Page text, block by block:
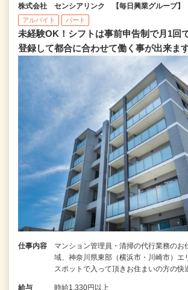
株式会社 センシアリンク 【毎日興業グループ】
アルバイト パート
未経験OK！シフトは事前申告制で月1回
登録して都合に合わせて働く事が出来ま
仕事内容
マンション管理員・清掃の代行業務のお
域、神奈川県東部（横浜市・川崎市）エ
スポットで入って頂きお住まいの方の
給与 時給1,330円以上